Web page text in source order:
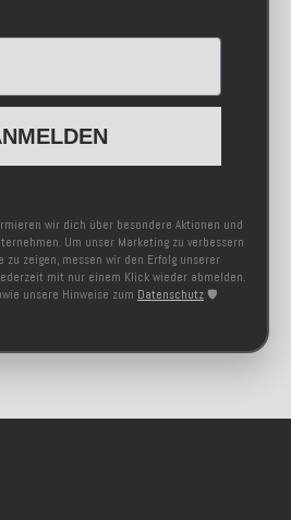
wir dich über besondere Aktionen und
Um unser Marketing zu verbessern
zu zeigen, messen wir den Erfolg unserer
mit nur einem Klick wieder abmelden.
unsere Hinweise zum Datenschutz 🛡️